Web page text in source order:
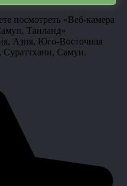
посмотреть «Веб-камера
Таиланд»
Азия, Юго-Восточная
Самуи.